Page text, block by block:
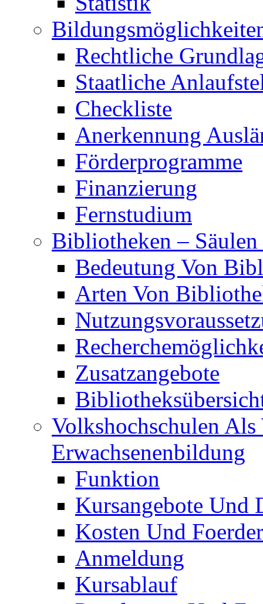
Rechtliche
Staatliche
Checkliste
Anerkennung
Förderprogramme
Finanzierung
Fernstudium
Bibliotheken – Säulen
Bedeutung Von
Arten Von
Zusatzangebote
Volkshochschulen
Erwachsenenbildung
Funktion
Kursangebote Und
Kosten Und
Anmeldung
Kursablauf